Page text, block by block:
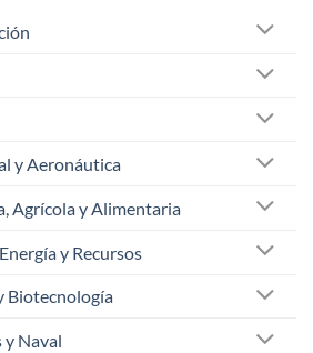
y Aeronáutica
Agrícola y Alimentaria
y Recursos
Biotecnología
y Naval